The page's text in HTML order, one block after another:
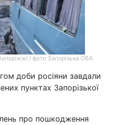
/ фото Запорізька ОВА
доби росіяни завдали
пунктах Запорізької
про пошкодження